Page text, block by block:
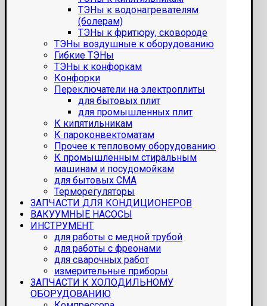
ТЭНы к водонагревателям
(болерам)
ТЭНы к фритюру, сковороде
ТЭНы воздушные к оборудованию
Гибкие ТЭНы
ТЭНы к конфоркам
Конфорки
Переключатели на электроплиты
для бытовых плит
для промышленных плит
К кипятильникам
К пароконвектоматам
Прочее к тепловому оборудованию
К промышленным стиральным
машинам и посудомойкам
для бытовых СМА
Терморегуляторы
ЗАПЧАСТИ ДЛЯ КОНДИЦИОНЕРОВ
ВАКУУМНЫЕ НАСОСЫ
ИНСТРУМЕНТ
для работы с медной трубой
для работы с фреонами
для сварочных работ
измерительные приборы
ЗАПЧАСТИ К ХОЛОДИЛЬНОМУ
ОБОРУДОВАНИЮ